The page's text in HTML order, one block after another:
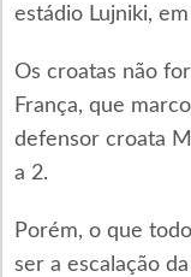
estádio Lujniki,
Os croatas não
França, que
defensor croata
a 2.
Porém, o que
ser a escalação